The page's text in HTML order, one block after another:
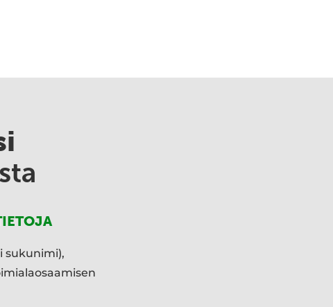
sukunimi),